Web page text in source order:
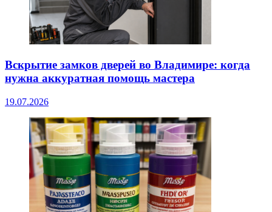
Вскрытие замков дверей во Владимире: когда
нужна аккуратная помощь мастера
19.07.2026